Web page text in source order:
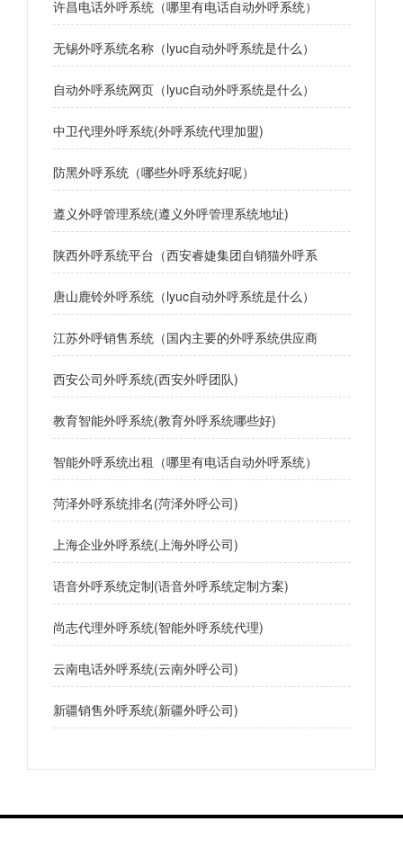
许昌电话外呼系统（哪里有电话自动外呼系统）
无锡外呼系统名称（lyuc自动外呼系统是什么）
自动外呼系统网页（lyuc自动外呼系统是什么）
中卫代理外呼系统(外呼系统代理加盟)
防黑外呼系统（哪些外呼系统好呢）
遵义外呼管理系统(遵义外呼管理系统地址)
陕西外呼系统平台（西安睿婕集团自销猫外呼系
唐山鹿铃外呼系统（lyuc自动外呼系统是什么）
江苏外呼销售系统（国内主要的外呼系统供应商
西安公司外呼系统(西安外呼团队)
教育智能外呼系统(教育外呼系统哪些好)
智能外呼系统出租（哪里有电话自动外呼系统）
菏泽外呼系统排名(菏泽外呼公司)
上海企业外呼系统(上海外呼公司)
语音外呼系统定制(语音外呼系统定制方案)
尚志代理外呼系统(智能外呼系统代理)
云南电话外呼系统(云南外呼公司)
新疆销售外呼系统(新疆外呼公司)